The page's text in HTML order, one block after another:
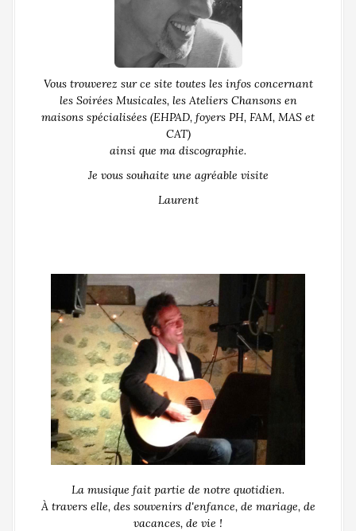
Vous trouverez sur ce site toutes les infos concernant
les Soirées Musicales, les Ateliers Chansons en
maisons spécialisées (EHPAD, foyers PH, FAM, MAS et
CAT)
ainsi que ma discographie.
Je vous souhaite une agréable visite
Laurent
La musique fait partie de notre quotidien.
À travers elle, des souvenirs d'enfance, de mariage, de
vacances, de vie !